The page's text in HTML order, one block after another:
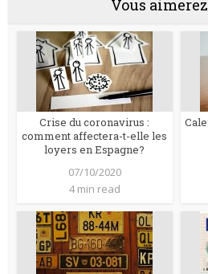
Vous
Crise du coronavirus :
comment affectera-t-elle les
loyers en Espagne?
07/10/2020
4 min read